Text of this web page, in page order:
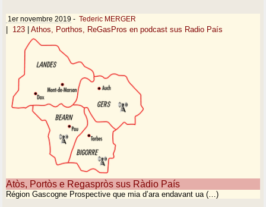
1er novembre 2019 - Tederic MERGER
123 Athos, Porthos, ReGasPros en podcast sus Radio País
Atòs, Portòs e Regaspròs sus Ràdio País
Région Gascogne Prospective que mia d’ara endavant ua (…)